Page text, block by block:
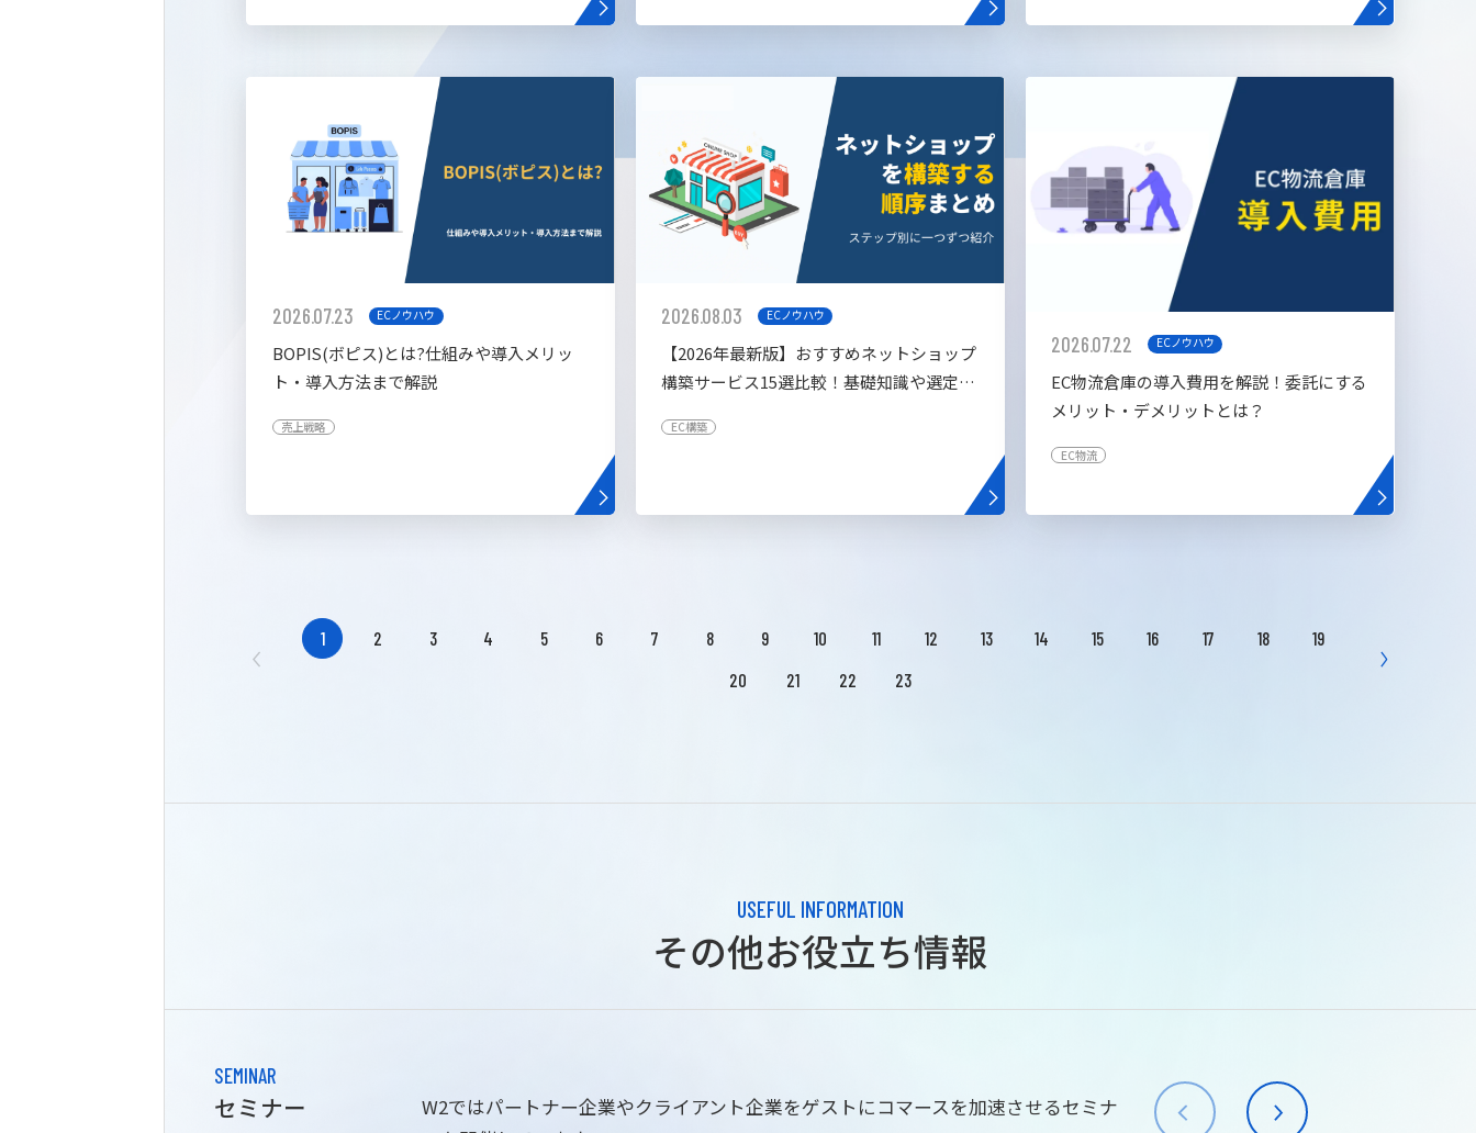
2026.07.23 ECノウハウ
BOPIS(ボピス)とは?仕組みや導入メリッ
ト・導入方法まで解説
売上戦略
2026.08.03 ECノウハウ
【2026年最新版】おすすめネットショップ
構築サービス15選比較！基礎知識や選定基
EC構築
2026.07.22 ECノウハウ
EC物流倉庫の導入費用を解説！委託にする
メリット・デメリットとは？
EC物流
1 2 3 4 5 6 7 8 9 10 11 12 13 14 15 16 17 18
19
20
21 22 23
USEFUL INFORMATION
その他お役立ち情報
SEMINAR
セミナー
W2ではパートナー企業やクライアント企業をゲストにコマースを加速させるセミナ